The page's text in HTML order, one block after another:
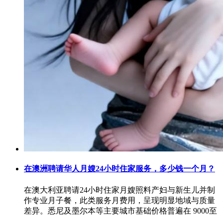
在澳洲聘请华人月嫂24小时住家服务，多少钱一个月？
在澳大利亚聘请24小时住家月嫂照料产妇与新生儿并制
作专业月子餐，此类服务月费用，呈现明显地域与质量
差异。悉尼及墨尔本等主要城市基础价格普遍在 9000至